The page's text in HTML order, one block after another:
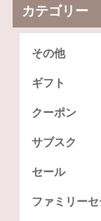
カテゴリー
その他
ギフト
クーポン
サブスク
セール
ファミリー